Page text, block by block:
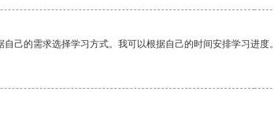
己的需求选择学习方式。我可以根据自己的时间安排学习进度。